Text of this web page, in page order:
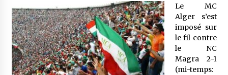
Quand on va vite
5 ans ago
« Père, tiens-moi, je vais tomber ! »
5 ans ago
Le MC
Alger s’est
imposé sur
le fil contre
le NC
Magra 2-1
(mi-temps: